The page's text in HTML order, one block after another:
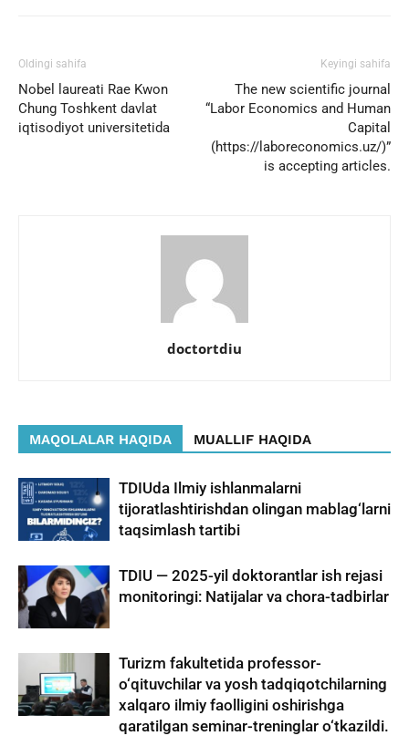
Oldingi sahifa
Nobel laureati Rae Kwon
Chung Toshkent davlat
iqtisodiyot universitetida
Keyingi sahifa
The new scientific journal
“Labor Economics and Human
Capital
(https://laboreconomics.uz/)”
is accepting articles.
doctortdiu
MAQOLALAR HAQIDA MUALLIF HAQIDA
TDIUda Ilmiy ishlanmalarni
tijoratlashtirishdan olingan mablag‘larni
taqsimlash tartibi
TDIU — 2025-yil doktorantlar ish rejasi
monitoringi: Natijalar va chora-tadbirlar
Turizm fakultetida professor-
o‘qituvchilar va yosh tadqiqotchilarning
xalqaro ilmiy faolligini oshirishga
qaratilgan seminar-treninglar o‘tkazildi.